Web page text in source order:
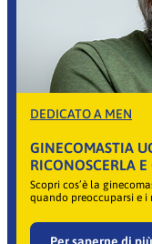
DEDICATO A MEN
GINECOMASTIA
RICONOSCERLA
Scopri cos’è la
quando preoccuparsi e